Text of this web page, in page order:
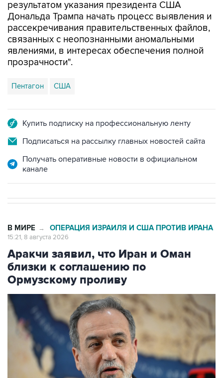
результатом указания президента США
Дональда Трампа начать процесс выявления и
рассекречивания правительственных файлов,
связанных с неопознанными аномальными
явлениями, в интересах обеспечения полной
прозрачности".
Пентагон США
Купить подписку на профессиональную ленту
Подписаться на рассылку главных новостей сайта
Получать оперативные новости в официальном
канале
В МИРЕ → ОПЕРАЦИЯ ИЗРАИЛЯ И США ПРОТИВ ИРАНА
15:21, 8 августа 2026
Аракчи заявил, что Иран и Оман
близки к соглашению по
Ормузскому проливу